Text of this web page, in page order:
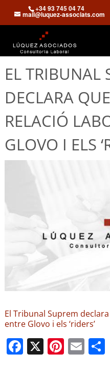
+34 93 745 04 74
mail@luquez-associats.com
EL TRIBUNAL
DECLARA
RELACIÓ
GLOVO I ELS
El Tribunal Suprem
entre Glovo i els ‘riders’
F
a
X Pi
nt
E
m
C